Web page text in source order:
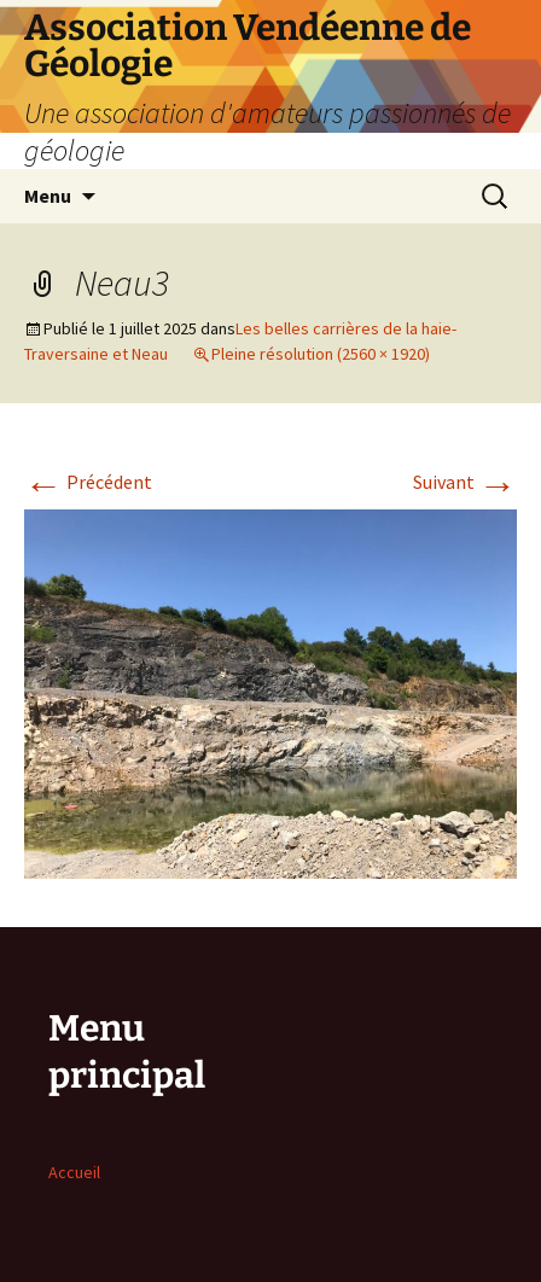
Aller
au
contenu
Association Vendéenne de
Géologie
Une association d'amateurs passionnés de
géologie
Menu
Neau3
Publié le 1 juillet 2025 dansLes belles carrières de la haie-
Traversaine et Neau
Pleine résolution (2560 × 1920)
← Précédent Suivant →
Menu
principal
Accueil